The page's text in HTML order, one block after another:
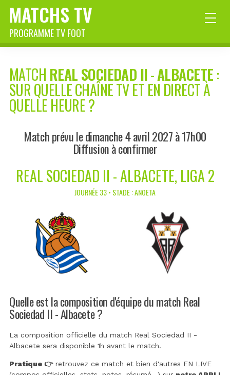
MATCHS TV
PROGRAMME TV FOOT
MATCH REAL SOCIEDAD II-ALBACETE:
SUR QUELLE CHAÎNE TV ET EN DIRECT À
QUELLE HEURE ?
Match prévu le dimanche 4 avril 2027 à 17h00
Diffusion à confirmer
REAL SOCIEDAD II - ALBACETE, LIGA 2
JOURNÉE 33 • STADE : ANOETA
Quelle est la composition d'équipe du match Real
Sociedad II - Albacete ?
La composition officielle du match Real Sociedad II -
Albacete sera disponible 1h avant le match.
Pratique 👉retrouvez ce match et bien d'autres EN LIVE